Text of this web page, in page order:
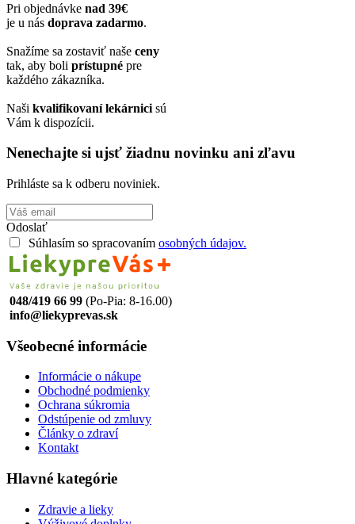
Pri objednávke nad 39€
je u nás doprava zadarmo.
Snažíme sa zostaviť naše ceny
tak, aby boli prístupné pre
každého zákazníka.
Naši kvalifikovaní lekárnici sú
Vám k dispozícii.
Nenechajte si ujsť žiadnu novinku ani zľavu
Prihláste sa k odberu noviniek.
Odoslať
Súhlasím so spracovaním osobných údajov.
048/419 66 99 (Po-Pia: 8-16.00)
info@liekyprevas.sk
Všeobecné informácie
Informácie o nákupe
Obchodné podmienky
Ochrana súkromia
Odstúpenie od zmluvy
Články o zdraví
Kontakt
Hlavné kategórie
Zdravie a lieky